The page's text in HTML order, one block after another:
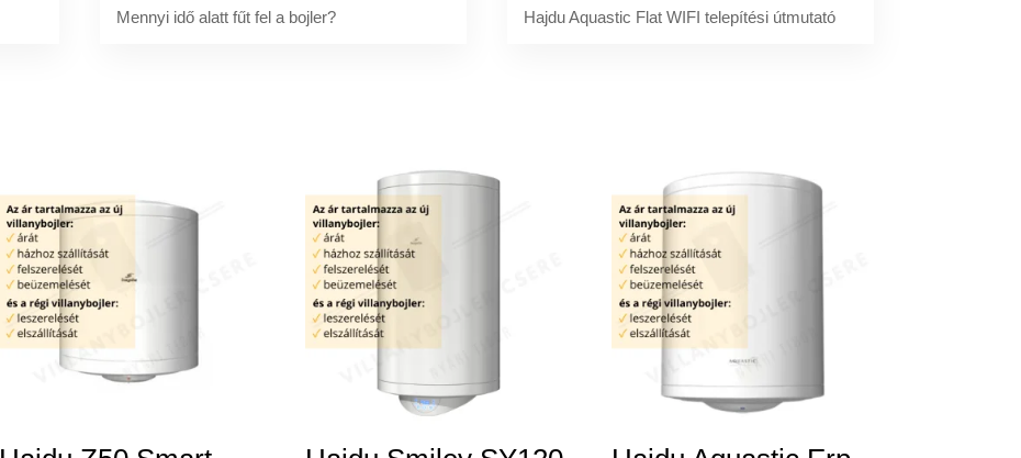
Mennyi idő alatt fűt fel a bojler? Hajdu Aquastic Flat WIFI telepítési útmutató